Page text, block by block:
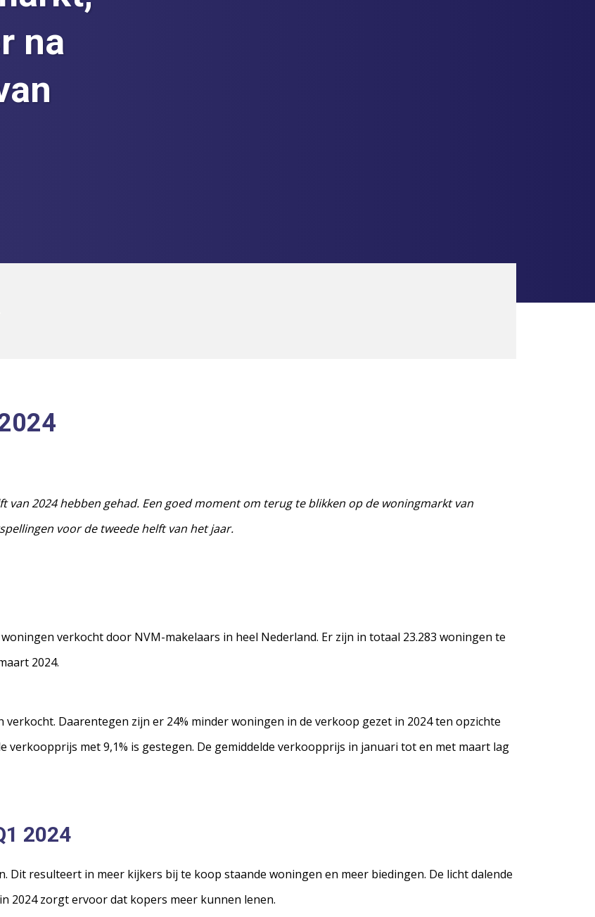
na
van 2024 hebben gehad. Een goed moment om terug te blikken op de woningmarkt van
voor de tweede helft van het jaar.
verkocht door NVM-makelaars in heel Nederland. Er zijn in totaal 23.283 woningen te
2024.
verkocht. Daarentegen zijn er 24% minder woningen in de verkoop gezet in 2024 ten opzichte
verkoopprijs met 9,1% is gestegen. De gemiddelde verkoopprijs in januari tot en met maart lag
2024
Dit resulteert in meer kijkers bij te koop staande woningen en meer biedingen. De licht dalende
2024 zorgt ervoor dat kopers meer kunnen lenen.